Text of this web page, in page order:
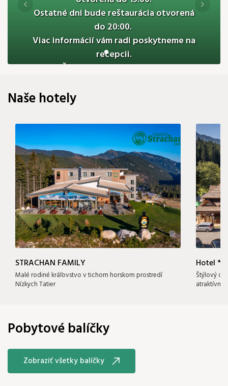
Ostatné dni bude reštaurácia otvorená
do 20:00.
Viac informácií vám radi poskytneme na
recepcii.
Ďakujeme za pochopenie.
Naše hotely
STRACHAN FAMILY
Malé rodiné kráľovstvo v tichom horskom prostredí
Nízkych Tatier
Hotel
Štýlový
atraktívne
Pobytové balíčky
Zobraziť všetky balíčky